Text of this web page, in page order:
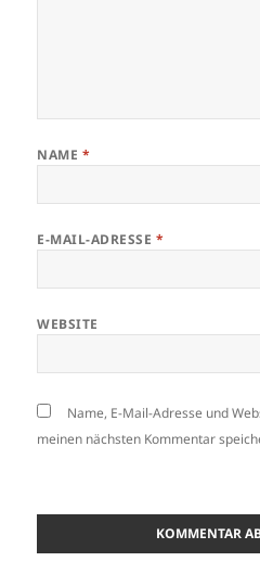
NAME *
E-MAIL-ADRESSE *
WEBSITE
Name, E-Mail-Adresse und
meinen nächsten Kommentar